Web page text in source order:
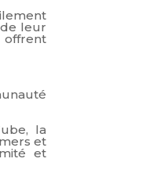
leur
offrent
la
et
et